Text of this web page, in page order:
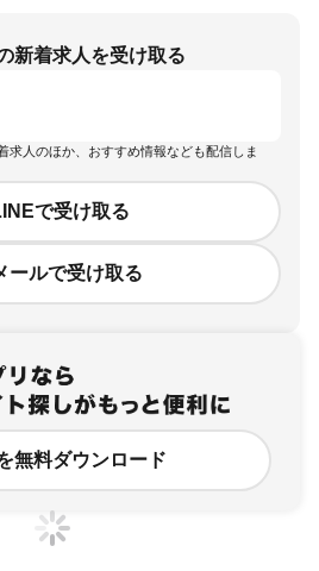
新着求人を受け取る
求人のほか、おすすめ情報なども配信しま
で受け取る
ールで受け取る
無料ダウンロード